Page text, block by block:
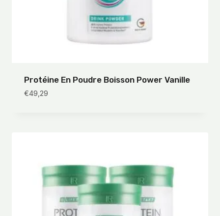
Protéine En Poudre Boisson Power Vanille
€49,29